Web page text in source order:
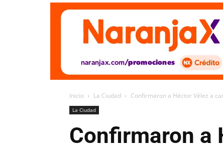
Inicio La Ciudad Confirmaron a Héctor Vélez a
La Ciudad
Confirmaron a